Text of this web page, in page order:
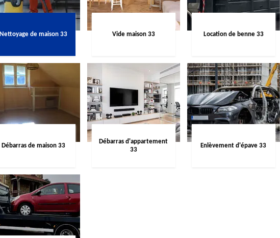
Nettoyage de maison 33 Vide maison 33 Location de benne 33
Débarras de maison 33
Débarras d'appartement
33
Enlèvement d'épave 33